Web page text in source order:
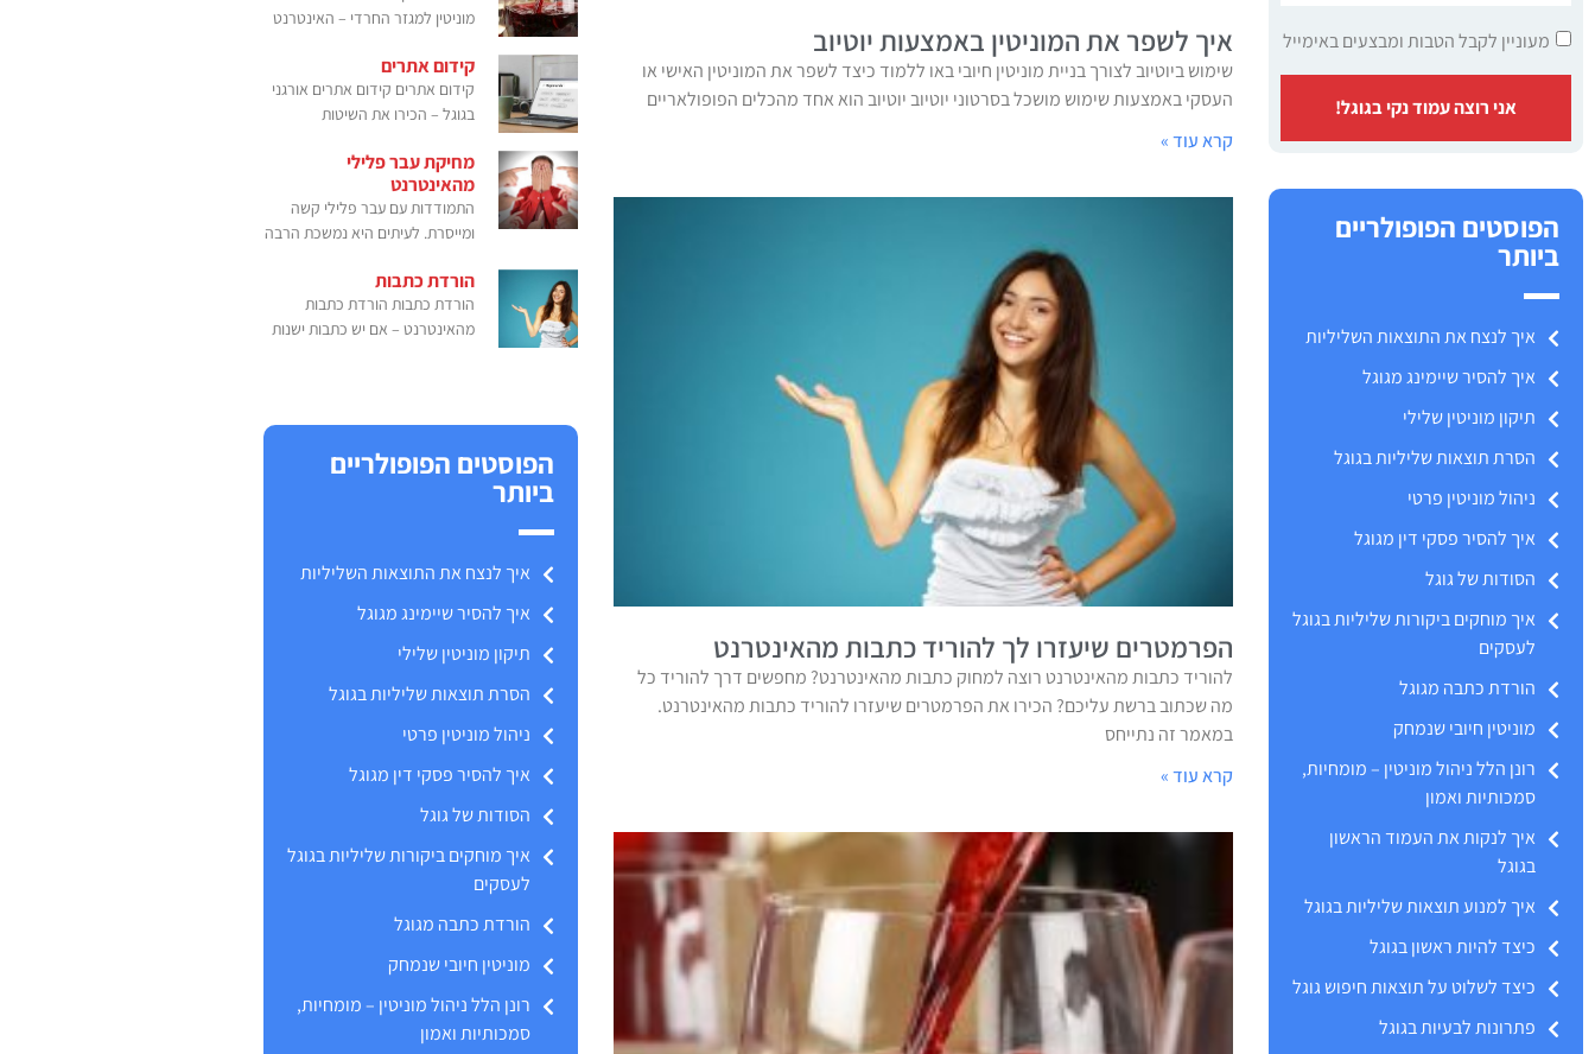
מעוניין לקבל הטבות ומבצעים באימייל
אני רוצה עמוד נקי בגוגל!
הפוסטים הפופולריים
ביותר
איך לנצח את התוצאות השליליות
איך להסיר שיימינג מגוגל
תיקון מוניטין שלילי
הסרת תוצאות שליליות בגוגל
ניהול מוניטין פרטי
איך להסיר פסקי דין מגוגל
הסודות של גוגל
איך מוחקים ביקורות שליליות בגוגל
לעסקים
הורדת כתבה מגוגל
מוניטין חיובי שנמחק
רונן הלל ניהול מוניטין – מומחיות,
סמכותיות ואמון
איך לנקות את העמוד הראשון
בגוגל
איך למנוע תוצאות שליליות בגוגל
כיצד להיות ראשון בגוגל
כיצד לשלוט על תוצאות חיפוש גוגל
פתרונות לבעיות בגוגל
איך לשפר את המוניטין באמצעות יוטיוב
שימוש ביוטיוב לצורך בניית מוניטין חיובי באו ללמוד כיצד לשפר את המוניטין האישי או
העסקי באמצעות שימוש מושכל בסרטוני יוטיוב יוטיוב הוא אחד מהכלים הפופולאריים
קרא עוד »
הפרמטרים שיעזרו לך להוריד כתבות מהאינטרנט
להוריד כתבות מהאינטרנט רוצה למחוק כתבות מהאינטרנט? מחפשים דרך להוריד כל
מה שכתוב ברשת עליכם? הכירו את הפרמטרים שיעזרו להוריד כתבות מהאינטרנט.
במאמר זה נתייחס
קרא עוד »
מוניטין למגזר החרדי – האינטרנט
קידום אתרים
קידום אתרים קידום אתרים אורגני
בגוגל – הכירו את השיטות
מחיקת עבר פלילי
מהאינטרנט
התמודדות עם עבר פלילי קשה
ומייסרת. לעיתים היא נמשכת הרבה
הורדת כתבות
הורדת כתבות הורדת כתבות
מהאינטרנט – אם יש כתבות ישנות
הפוסטים הפופולריים
ביותר
איך לנצח את התוצאות השליליות
איך להסיר שיימינג מגוגל
תיקון מוניטין שלילי
הסרת תוצאות שליליות בגוגל
ניהול מוניטין פרטי
איך להסיר פסקי דין מגוגל
הסודות של גוגל
איך מוחקים ביקורות שליליות בגוגל
לעסקים
הורדת כתבה מגוגל
מוניטין חיובי שנמחק
רונן הלל ניהול מוניטין – מומחיות,
סמכותיות ואמון